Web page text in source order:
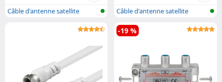
Câble d'antenne satellite
Câble d'antenne satellite
-19 %